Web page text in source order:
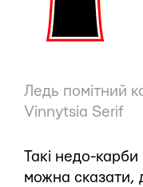
Ледь помітний
Vinnytsia Serif
Такі недо-карби
можна сказати,